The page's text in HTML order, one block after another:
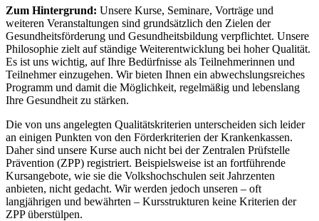
Zum Hintergrund: Unsere Kurse, Seminare, Vorträge und
weiteren Veranstaltungen sind grundsätzlich den Zielen der
Gesundheitsförderung und Gesundheitsbildung verpflichtet. Unsere
Philosophie zielt auf ständige Weiterentwicklung bei hoher Qualität.
Es ist uns wichtig, auf Ihre Bedürfnisse als Teilnehmerinnen und
Teilnehmer einzugehen. Wir bieten Ihnen ein abwechslungsreiches
Programm und damit die Möglichkeit, regelmäßig und lebenslang
Ihre Gesundheit zu stärken.
Die von uns angelegten Qualitätskriterien unterscheiden sich leider
an einigen Punkten von den Förderkriterien der Krankenkassen.
Daher sind unsere Kurse auch nicht bei der Zentralen Prüfstelle
Prävention (ZPP) registriert. Beispielsweise ist an fortführende
Kursangebote, wie sie die Volkshochschulen seit Jahrzenten
anbieten, nicht gedacht. Wir werden jedoch unseren – oft
langjährigen und bewährten – Kursstrukturen keine Kriterien der
ZPP überstülpen.